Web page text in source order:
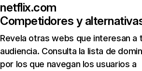
netflix.com
Competidores y
Revela otras webs que interesan a
audiencia. Consulta la lista de
por los que navegan los usuarios a